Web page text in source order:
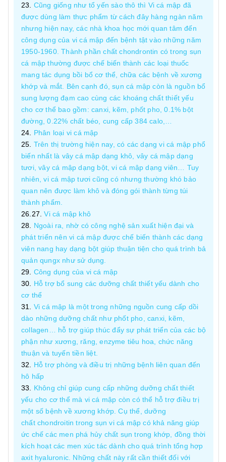
Cũng giống như tổ yến sào thô thì Vi cá mập đã
được dùng làm thực phẩm từ cách đây hàng ngàn năm
nhưng hiện nay, các nhà khoa học mới quan tâm đến
công dụng của vi cá mập đến bệnh tật vào những năm
1950-1960. Thành phần chất chondrontin có trong sụn
cá mập thường được chế biến thành các loại thuốc
mang tác dụng bồi bổ cơ thể, chữa các bệnh về xương
khớp và mắt. Bên cạnh đó, sụn cá mập còn là nguồn bổ
sung lượng đạm cao cùng các khoáng chất thiết yếu
cho cơ thể bao gồm: canxi, kẽm, phốt pho, 0.1% bột
đường, 0.22% chất béo, cung cấp 384 calo,…
Phân loại vi cá mập
Trên thị trường hiện nay, có các dạng vi cá mập phổ
biến nhất là vây cá mập dạng khô, vây cá mập dạng
tươi, vây cá mập dạng bột, vi cá mập dạng viên… Tuy
nhiên, vi cá mập tươi cũng có nhưng thường khó bảo
quan nên được làm khô và đóng gói thành từng túi
thành phẩm.
Vi cá mập khô
Ngoài ra, nhờ có công nghệ sản xuất hiện đại và
phát triển nên vi cá mập được chế biến thành các dạng
viên nang hay dạng bột giúp thuận tiện cho quá trình bả
quản qungx như sử dụng.
Công dụng của vi cá mập
Hỗ trợ bổ sung các dưỡng chất thiết yếu dành cho
cơ thể
Vi cá mập là một trong những nguồn cung cấp dồi
dào những dưỡng chất như phốt pho, canxi, kẽm,
collagen… hỗ trợ giúp thúc đẩy sự phát triển của các bộ
phận như xương, răng, enzyme tiêu hoa, chức năng
thuận và tuyến tiền liệt.
Hỗ trợ phòng và điều trị những bệnh liên quan đến
hô hấp
Không chỉ giúp cung cấp những dưỡng chất thiết
yếu cho cơ thể mà vi cá mập còn có thể hỗ trợ điều trị
một số bệnh về xương khớp. Cụ thể, dưỡng
chất chondroitin trong sụn vi cá mập có khả năng giúp
ức chế các men phá hủy chất sụn trong khớp, đồng thời
kích hoạt các men xúc tác dành cho quá trình tổng hợp
axit hyaluronic. Những chất này rất cần thiết đối với